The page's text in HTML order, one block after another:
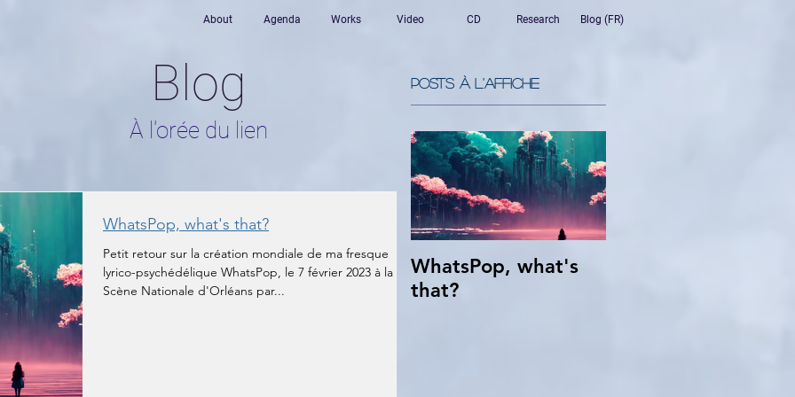
About Agenda Works Video CD Research Blog (FR)
Posts à l'affiche
Blog
​À l'orée du lien
WhatsPop, what's that?
Petit retour sur la création mondiale de ma fresque
lyrico-psychédélique WhatsPop, le 7 février 2023 à la
Scène Nationale d'Orléans par...
WhatsPop, what's
that?